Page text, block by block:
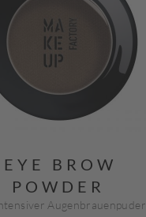
EYE BROW
POWDER
Augenbrauenpuder